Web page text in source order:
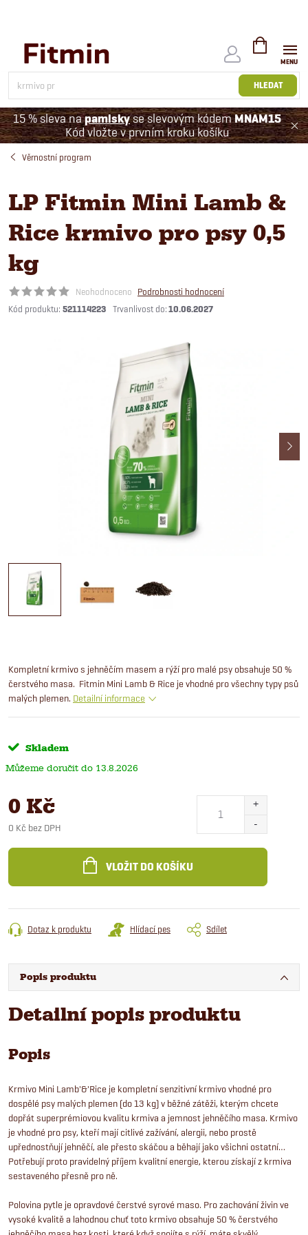
HLEDAT
NÁKUPNÍ
KOŠÍK
15 % sleva napamlskyse slevovým kódemMNAM15
Kód vložte v prvním kroku košíku
Věrnostní program
LP Fitmin Mini Lamb &
Rice krmivo pro psy 0,5
kg
Neohodnoceno
Podrobnosti hodnocení
Kód produktu: 521114223 10.06.2027
Kompletní krmivo s jehněčím masem a rýží pro malé psy obsahuje 50 %
čerstvého masa. Fitmin Mini Lamb & Rice je vhodné pro všechny typy psů
malých plemen. Detailní informace
Skladem
13.8.2026
0 Kč
0 Kč bez DPH
cena:
VLOŽIT DO KOŠÍKU
Dotaz k produktu Hlídací pes Sdílet
Popis produktu
Detailní popis produktu
Popis
Krmivo Mini Lamb'&'Rice je kompletní senzitivní krmivo vhodné pro
dospělé psy malých plemen (do 13 kg) v běžné zátěži, kterým chcete
dopřát superprémiovou kvalitu krmiva a jemnost jehněčího masa. Krmivo
je vhodné pro psy, kteří mají citlivé zažívání, alergii, nebo prostě
upřednostňují jehněčí, ale přesto skáčou a běhají jako všichni ostatní…
Potřebují proto pravidelný příjem kvalitní energie, kterou získají z krmiva
sestaveného přesně pro ně.
Polovina pytle je opravdové čerstvé syrové maso. Pro zachování živin ve
vysoké kvalitě a lahodnou chuť toto krmivo obsahuje 50 % čerstvého